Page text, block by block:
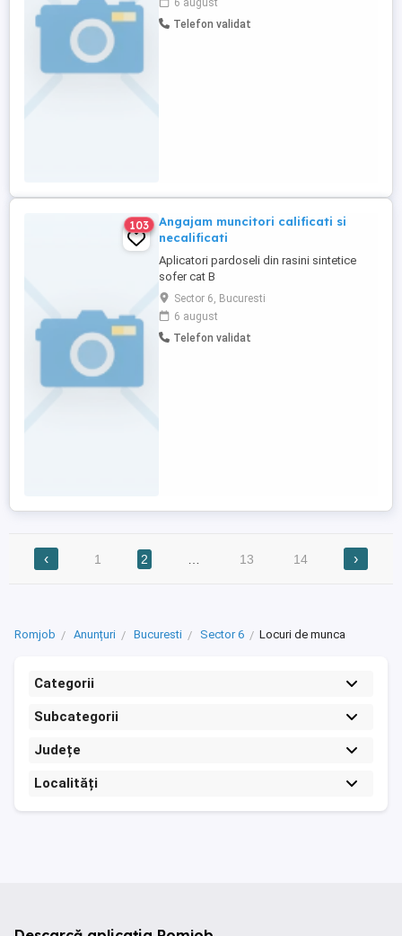
munca
6 august
Telefon validat
103
Angajam muncitori calificati si
necalificati
Aplicatori pardoseli din rasini sintetice
sofer cat B
Sector 6, Bucuresti
6 august
Telefon validat
‹ 1 2 13 14 ›
Romjob Anunțuri Bucuresti Sector 6 Locuri de munca
Categorii
Subcategorii
Județe
Localități